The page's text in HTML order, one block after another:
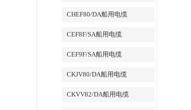
CHEF80/DA船用电缆
CEF8F/SA船用电缆
CEF9F/SA船用电缆
CKJV80/DA船用电缆
CKVV82/DA船用电缆